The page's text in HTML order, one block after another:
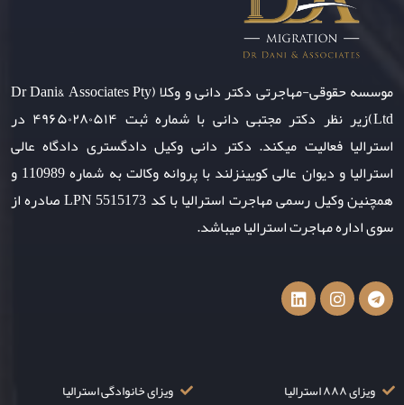
موسسه حقوقی-مهاجرتی دکتر دانی و وکلا (Dr Dani& Associates Pty
Ltd)زیر نظر دکتر مجتبی دانی با شماره ثبت ۴۹۶۵۰۲۸۰۵۱۴ در
استرالیا فعالیت میکند. دکتر دانی وکیل دادگستری دادگاه عالی
استرالیا و دیوان عالی کویینزلند با پروانه وکالت به شماره 110989 و
همچنین وکیل رسمی مهاجرت استرالیا با کد LPN 5515173 صادره از
سوی اداره مهاجرت استرالیا میباشد.
ویزای ۸۸۸ استرالیا
ویزای خانوادگی استرالیا